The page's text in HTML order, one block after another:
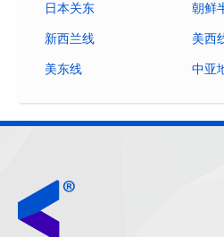
日本关东 朝鲜
新西兰线 美西
美东线 中亚